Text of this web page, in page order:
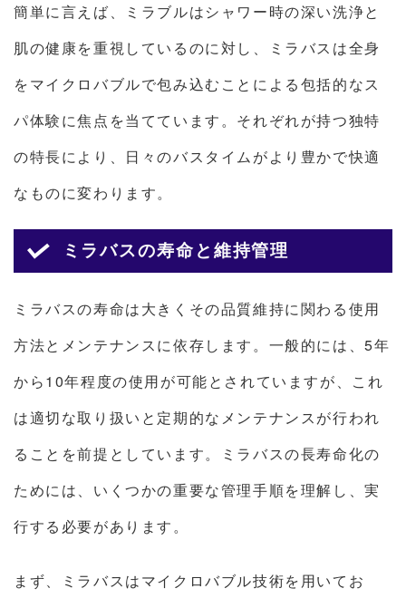
簡単に言えば、ミラブルはシャワー時の深い洗浄と
肌の健康を重視しているのに対し、ミラバスは全身
をマイクロバブルで包み込むことによる包括的なス
パ体験に焦点を当てています。それぞれが持つ独特
の特長により、日々のバスタイムがより豊かで快適
なものに変わります。
ミラバスの寿命と維持管理
ミラバスの寿命は大きくその品質維持に関わる使用
方法とメンテナンスに依存します。一般的には、5年
から10年程度の使用が可能とされていますが、これ
は適切な取り扱いと定期的なメンテナンスが行われ
ることを前提としています。ミラバスの長寿命化の
ためには、いくつかの重要な管理手順を理解し、実
行する必要があります。
まず、ミラバスはマイクロバブル技術を用いてお